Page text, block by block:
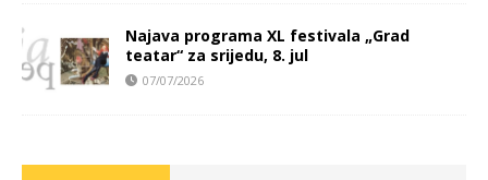
Najava programa XL festivala „Grad
teatar“ za srijedu, 8. jul
07/07/2026